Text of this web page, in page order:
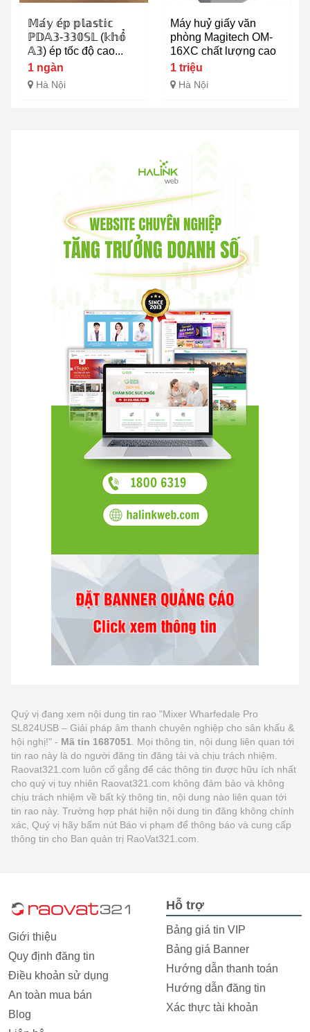
𝕄𝕒́𝕪 𝕖́𝕡 𝕡𝕝𝕒𝕤𝕥𝕚𝕔
ℙ𝔻𝔸𝟛-𝟛𝟛𝟘𝕊𝕃 (𝕜𝕙𝕠̂̉
𝔸𝟛) ép tốc độ cao...
1 ngàn
Hà Nội
Máy huỷ giấy văn
phòng Magitech OM-
16XC chất lượng cao
1 triệu
Hà Nội
Quý vị đang xem nội dung tin rao "Mixer Wharfedale Pro
SL824USB – Giải pháp âm thanh chuyên nghiệp cho sân khấu &
hội nghị!" - Mã tin 1687051 . Mọi thông tin, nội dung liên quan tới
tin rao này là do người đăng tin đăng tải và chịu trách nhiệm.
Raovat321.com luôn cố gắng để các thông tin được hữu ích nhất
cho quý vị tuy nhiên Raovat321.com không đảm bảo và không
chịu trách nhiệm về bất kỳ thông tin, nội dung nào liên quan tới
tin rao này. Trường hợp phát hiện nội dung tin đăng không chính
xác, Quý vị hãy bấm nút Báo vi phạm để thông báo và cung cấp
thông tin cho Ban quản trị RaoVat321.com.
Giới thiệu
Quy định đăng tin
Điều khoản sử dụng
An toàn mua bán
Blog
Hỗ trợ
Bảng giá tin VIP
Bảng giá Banner
Hướng dẫn thanh toán
Hướng dẫn đăng tin
Xác thực tài khoản